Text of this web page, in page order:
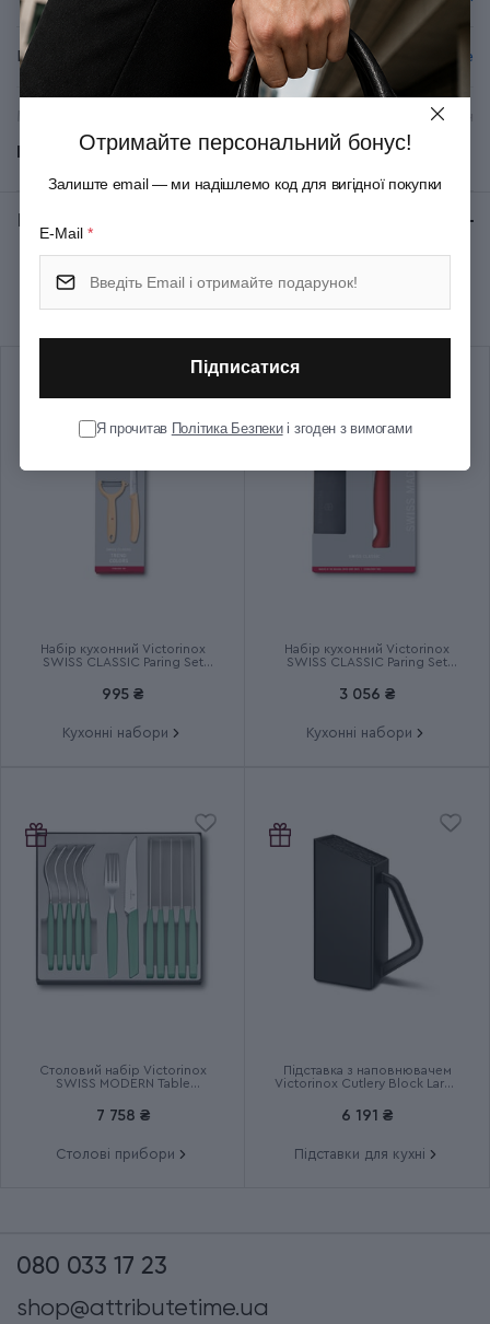
Вид леза Серейторне
Матеріал руків'я/накладок Поліпропілен
Матеріал леза Неіржавна сталь
Колір
Довжина (см)
Tomato&Sausage
Тип випуску товару
Показати всі
Відгуки:
Рекомендуємо купити разом
Набір кухонний Victorinox
SWISS CLASSIC Paring Set
995 ₴
Кухонні набори
Набір кухонний Victorinox
SWISS CLASSIC Paring Set
3 056 ₴
Кухонні набори
Столовий набір Victorinox
SWISS MODERN Table
7 758 ₴
Столові прибори
Підставка з наповнювачем
Victorinox Cutlery Block Large
6 191 ₴
Підставки для кухні
080 033 17 23
shop@attributetime.ua
Отримайте персональний бонус!
Залиште email — ми надішлемо код для вигідної покупки
E-Mail *
Підписатися
Я прочитав Політика Безпекиі згоден з вимогами